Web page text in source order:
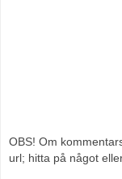
OBS! Om
url; hitta på något